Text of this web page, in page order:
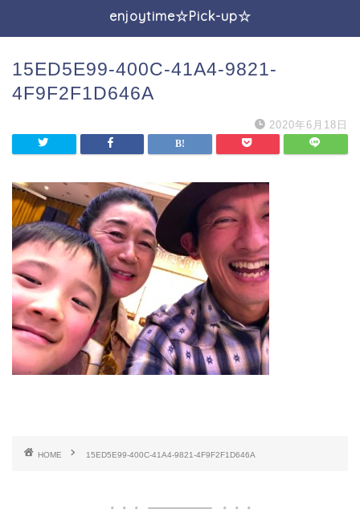
enjoytime☆Pick-up☆
15ED5E99-400C-41A4-9821-
4F9F2F1D646A
2020年6月18日
HOME 15ED5E99-400C-41A4-9821-4F9F2F1D646A